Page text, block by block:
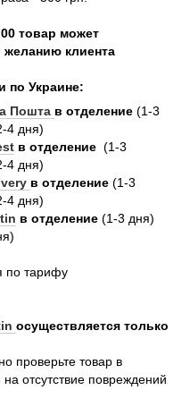
товар может
желанию клиента
по Украине:
Пошта в отделение (1-3
4 дня)
в отделение (1-3
4 дня)
в отделение (1-3
4 дня)
в отделение (1-3 дня)
по тарифу
осуществляется только
проверьте товар в
на отсутствие повреждений